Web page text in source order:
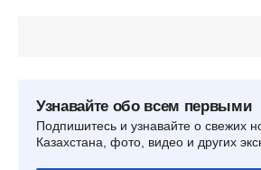
Узнавайте обо всем первыми
Подпишитесь и узнавайте о свежих
Казахстана, фото, видео и других